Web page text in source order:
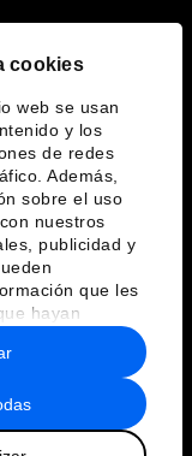
cookies
web se usan
y los
de redes
Además,
sobre el uso
nuestros
publicidad y
que les
hayan
que haya
de uso